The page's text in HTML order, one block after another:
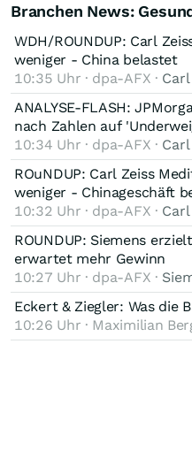
Branchen News:
WDH/ROUNDUP: Carl
weniger - China belastet
10:35 Uhr · dpa-AFX ·
ANALYSE-FLASH:
nach Zahlen auf
10:34 Uhr · dpa-AFX ·
ROuNDUP: Carl Zeiss
weniger - Chinageschäft
10:32 Uhr · dpa-AFX ·
ROUNDUP: Siemens
erwartet mehr Gewinn
10:27 Uhr · dpa-AFX ·
Eckert & Ziegler: Was die
10:26 Uhr · Maximilian